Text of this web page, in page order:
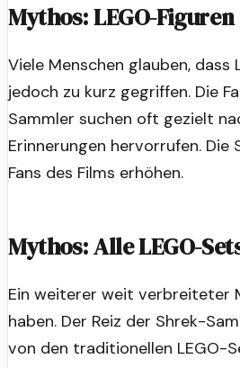
Mythos: LEGO-
Viele Menschen glauben,
jedoch zu kurz gegriffen. Die
Sammler suchen oft gezielt
Erinnerungen hervorrufen.
Fans des Films erhöhen.
Mythos: Alle LEGO-
Ein weiterer weit verbreiteter
haben. Der Reiz der Shrek-
von den traditionellen LEGO-